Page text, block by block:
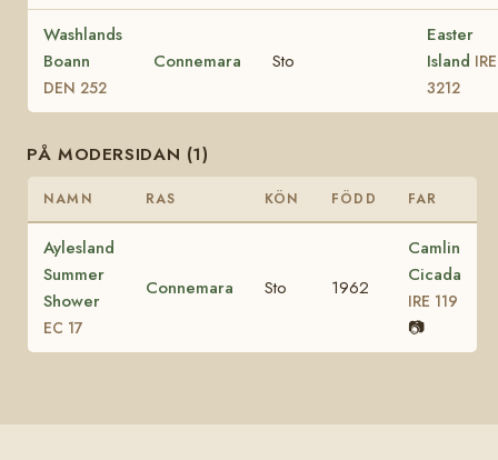
Washlands
Boann
DEN 252
Connemara Sto
Easter
Island IRE
3212
PÅ MODERSIDAN (1)
NAMN RAS KÖN FÖDD FAR
Aylesland
Summer
Shower
EC 17
Connemara Sto 1962
Camlin
Cicada
IRE 119
📷